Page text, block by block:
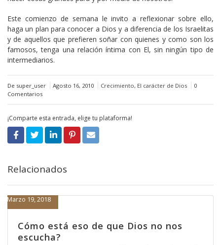
Este comienzo de semana le invito a reflexionar sobre ello,
haga un plan para conocer a Dios y a diferencia de los Israelitas
y de aquellos que prefieren soñar con quienes y como son los
famosos, tenga una relación íntima con El, sin ningún tipo de
intermediarios.
De super_user Agosto 16, 2010 Crecimiento, El carácter de Dios
0
Comentarios
¡Comparte esta entrada, elige tu plataforma!
Relacionados
Cómo está eso de que Dios no nos
escucha?
Marzo 19, 2018